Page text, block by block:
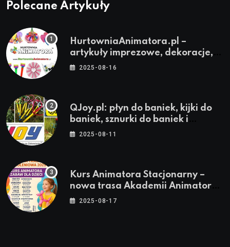
Polecane Artykuły
HurtowniaAnimatora.pl –
artykuły imprezowe, dekoracje,
stroje i akcesoria dla animatorów
2025-08-16
QJoy.pl: płyn do baniek, kijki do
baniek, sznurki do baniek i
zestawy do baniek
2025-08-11
Kurs Animatora Stacjonarny –
nowa trasa Akademii Animatora
– jesień 2025
2025-08-17